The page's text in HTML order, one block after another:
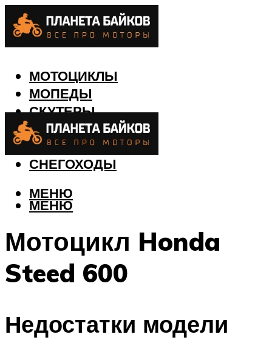
МОТОЦИКЛЫ
МОПЕДЫ
СКУТЕРЫ
КВАДРОЦИКЛЫ
ЛОДКИ
СНЕГОХОДЫ
МЕНЮ
МЕНЮ
Мотоцикл Honda
Steed 600
Недостатки модели